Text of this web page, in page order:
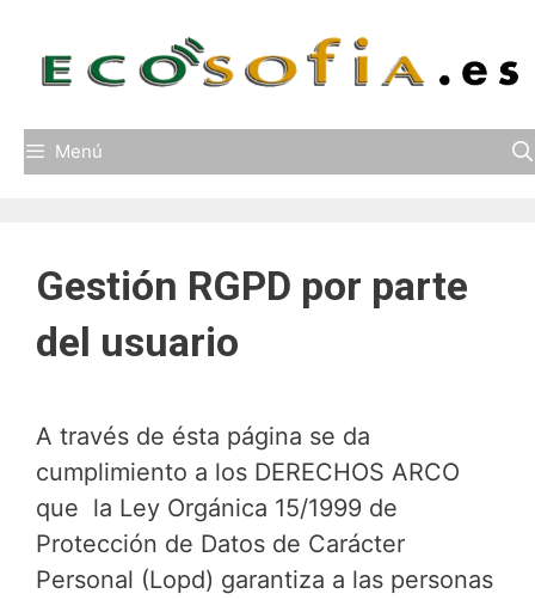
contenido
Menú
Gestión RGPD por parte
del usuario
A través de ésta página se da
cumplimiento a los DERECHOS ARCO
que la Ley Orgánica 15/1999 de
Protección de Datos de Carácter
Personal (Lopd) garantiza a las personas